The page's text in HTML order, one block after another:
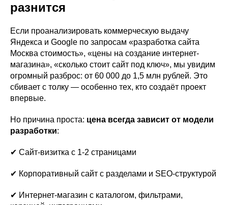
разнится
Если проанализировать коммерческую выдачу
Яндекса и Google по запросам «разработка сайта
Москва стоимость», «цены на создание интернет-
магазина», «сколько стоит сайт под ключ», мы увидим
огромный разброс: от 60 000 до 1,5 млн рублей. Это
сбивает с толку — особенно тех, кто создаёт проект
впервые.
Но причина проста: цена всегда зависит от модели
разработки:
✔ Сайт-визитка с 1-2 страницами
✔ Корпоративный сайт с разделами и SEO-структурой
✔ Интернет-магазин с каталогом, фильтрами,